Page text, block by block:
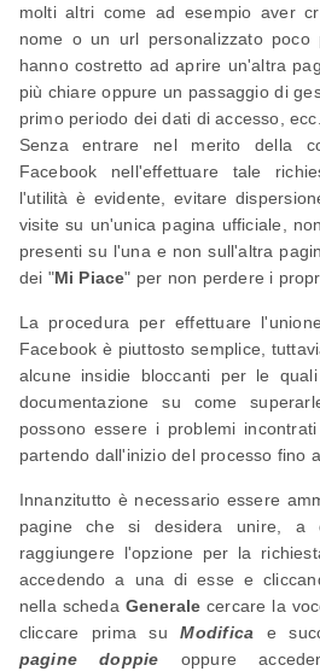
molti altri come ad esempio aver
nome o un url personalizzato poco
hanno costretto ad aprire un'altra
più chiare oppure un passaggio di
primo periodo dei dati di accesso,
Senza entrare nel merito della
Facebook nell'effettuare tale
l'utilità è evidente, evitare
visite su un'unica pagina ufficiale,
presenti su l'una e non sull'altra
dei "Mi Piace" per non perdere i
La procedura per effettuare
Facebook è piuttosto semplice,
alcune insidie bloccanti per le
documentazione su come
possono essere i problemi
partendo dall'inizio del processo fino
Innanzitutto è necessario essere
pagine che si desidera unire, a
raggiungere l'opzione per la
accedendo a una di esse e
nella scheda Generale cercare la
cliccare prima suModifica e
pagine doppie oppure